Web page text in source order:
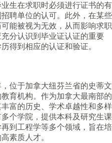
生在求职时必须进行证书的有
聘单位的认可。此外，在某些
能被视为无效，从而影响求职
分认识到毕业证认证的重要
得到相应的认证和验证。
位于加拿大纽芬兰省的史蒂文
育机构。作为加拿大最南部的
富的历史、学术卓越性和多样
个学院，提供本科及研究生课
到工程学等多个领域，旨在培
素质人才。